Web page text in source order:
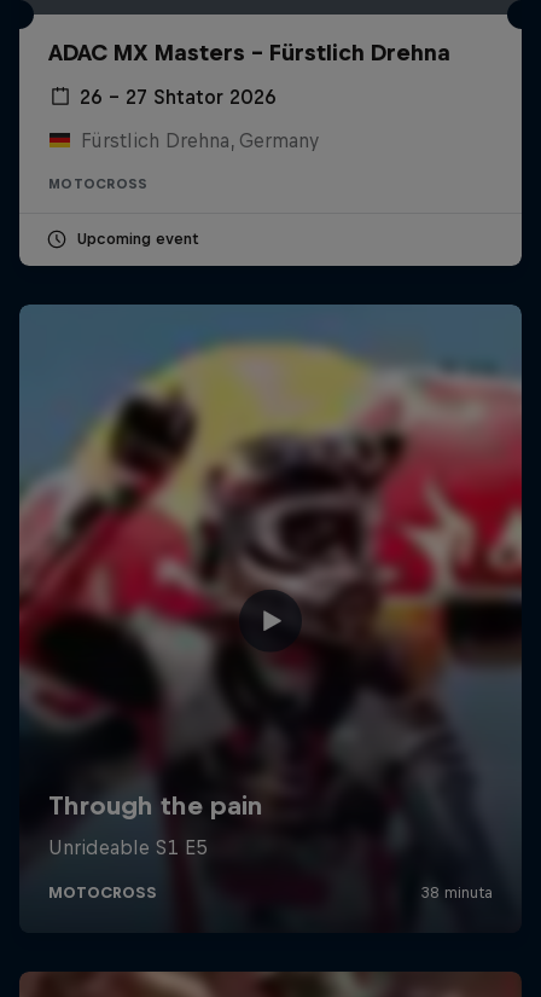
ADAC MX Masters – Fürstlich Drehna
26 – 27 Shtator 2026
Fürstlich Drehna, Germany
MOTOCROSS
Upcoming event